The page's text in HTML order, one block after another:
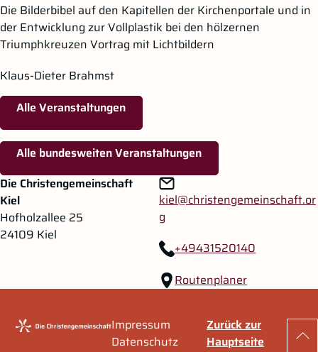
Die Bilderbibel auf den Kapitellen der Kirchenportale und in
der Entwicklung zur Vollplastik bei den hölzernen
Triumphkreuzen Vortrag mit Lichtbildern
Klaus-Dieter Brahmst
Alle Veranstaltungen
Alle bundesweiten Veranstaltungen
Zum Hauptinhalt springen
Zur Navigation springen
Die Christengemeinschaft
Kiel
Hofholzallee 25
24109 Kiel
kiel@christengemeinschaft.or
g
+49431520140
Routenplaner
Impressum
Datenschutz
Zurück zur
Hauptseite